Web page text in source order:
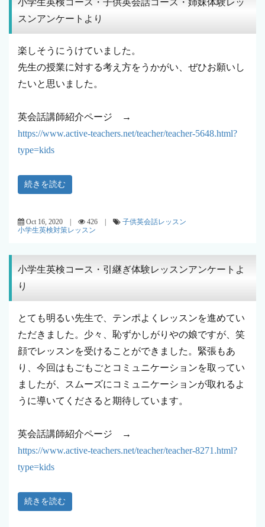
小学生英検コース・子供英会話コース・姉妹体験レッ
スンアンケートより
楽しそうにうけていました。
先生の授業に対する考え方をうかがい、ぜひお願いし
たいと思いました。
英会話講師紹介ページ →
https://www.active-teachers.net/teacher/teacher-5648.html?
type=kids
続きを読む
Oct 16, 2020 | 426 |
子供英会話レッスン
小学生英検対策レッスン
小学生英検コース・引継ぎ体験レッスンアンケートよ
り
とても明るい先生で、テンポよくレッスンを進めてい
ただきました。少々、恥ずかしがりやの娘ですが、笑
顔でレッスンを受けることができました。緊張もあ
り、今回はもごもごとコミュニケーションを取ってい
ましたが、スムーズにコミュニケーションが取れるよ
うに導いてくださると期待しています。
英会話講師紹介ページ →
https://www.active-teachers.net/teacher/teacher-8271.html?
type=kids
続きを読む